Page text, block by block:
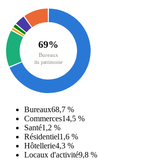
69%
Bureaux
du patrimoine
Bureaux68,7 %
Commerces14,5 %
Santé1,2 %
Résidentiel1,6 %
Hôtellerie4,3 %
Locaux d'activité9,8 %